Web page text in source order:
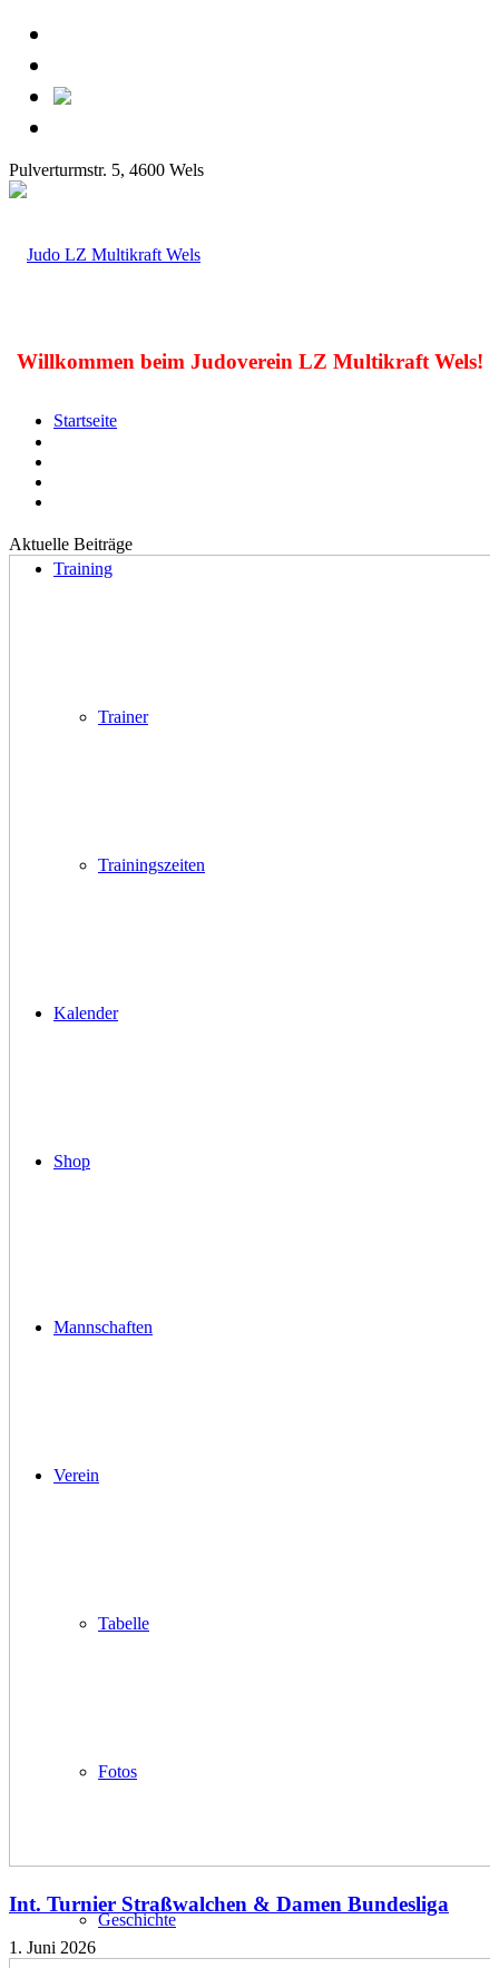
Pulverturmstr. 5, 4600 Wels
Startseite
Training
Trainer
Trainingszeiten
Kalender
Shop
Mannschaften
Verein
Tabelle
Fotos
Geschichte
Willkommen beim Judoverein LZ Multikraft Wels!
Aktuelle Beiträge
Int. Turnier Straßwalchen & Damen Bundesliga
1. Juni 2026